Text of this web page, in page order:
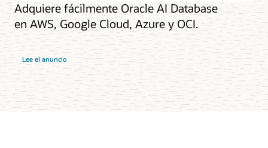
Adquiere fácilmente Oracle AI Database
en AWS, Google Cloud, Azure y OCI.
Lee el anuncio